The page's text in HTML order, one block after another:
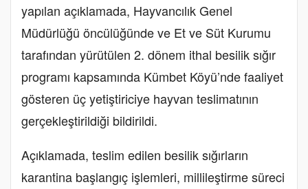
yapılan açıklamada, Hayvancılık Genel
Müdürlüğü öncülüğünde ve Et ve Süt Kurumu
tarafından yürütülen 2. dönem ithal besilik sığır
programı kapsamında Kümbet Köyü’nde faaliyet
gösteren üç yetiştiriciye hayvan teslimatının
gerçekleştirildiği bildirildi.
Açıklamada, teslim edilen besilik sığırların
karantina başlangıç işlemleri, millileştirme süreci